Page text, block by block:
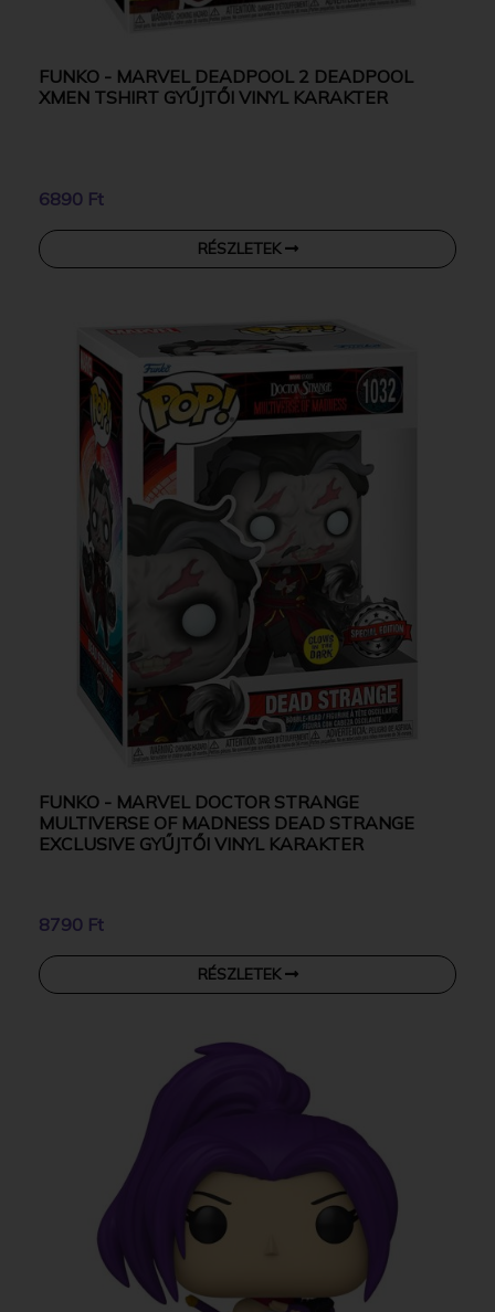
FUNKO - MARVEL DEADPOOL 2 DEADPOOL
XMEN TSHIRT GYŰJTŐI VINYL KARAKTER
6890 Ft
RÉSZLETEK
FUNKO - MARVEL DOCTOR STRANGE
MULTIVERSE OF MADNESS DEAD STRANGE
EXCLUSIVE GYŰJTŐI VINYL KARAKTER
8790 Ft
RÉSZLETEK